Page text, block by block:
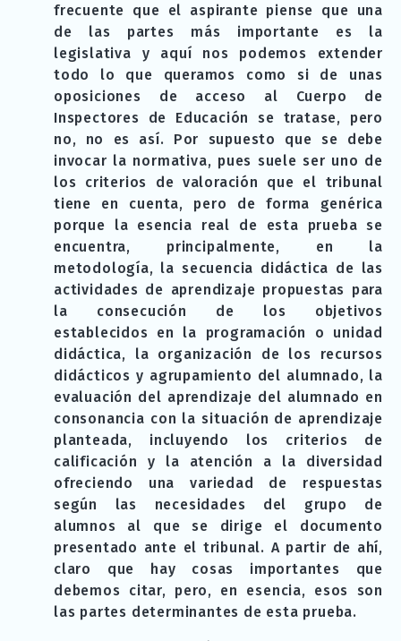
frecuente que el aspirante piense que una
de las partes más importante es la
legislativa y aquí nos podemos extender
todo lo que queramos como si de unas
oposiciones de acceso al Cuerpo de
Inspectores de Educación se tratase, pero
no, no es así. Por supuesto que se debe
invocar la normativa, pues suele ser uno de
los criterios de valoración que el tribunal
tiene en cuenta, pero de forma genérica
porque la esencia real de esta prueba se
encuentra, principalmente, en la
metodología, la secuencia didáctica de las
actividades de aprendizaje propuestas para
la consecución de los objetivos
establecidos en la programación o unidad
didáctica, la organización de los recursos
didácticos y agrupamiento del alumnado, la
evaluación del aprendizaje del alumnado en
consonancia con la situación de aprendizaje
planteada, incluyendo los criterios de
calificación y la atención a la diversidad
ofreciendo una variedad de respuestas
según las necesidades del grupo de
alumnos al que se dirige el documento
presentado ante el tribunal. A partir de ahí,
claro que hay cosas importantes que
debemos citar, pero, en esencia, esos son
las partes determinantes de esta prueba.